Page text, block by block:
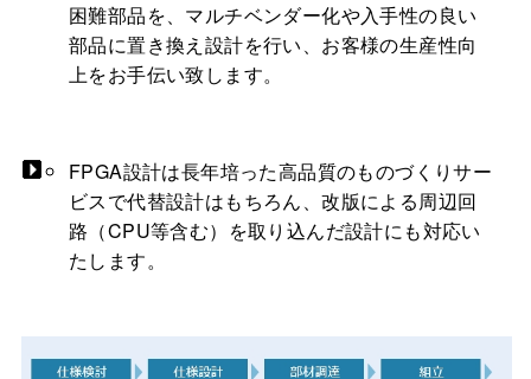
困難部品を、 マルチベンダー化や入手性の良い
部品に置き換え設計を行い、お客様の生産性向
上をお手伝い致します。
FPGA設計は長年培った高品質のものづくりサー
ビスで代替設計はもちろん、改版による周辺回
路（CPU等含む）を取り込んだ設計にも対応い
たします。